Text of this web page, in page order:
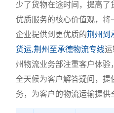
少了货物在途时间，提高了
优质服务的核心价值观，将
企业提供到更优质的荆州到
货运,荆州至承德物流专线运
州物流业务部注重客户体验
全天候为客户解答疑问，提
务，为客户的物流运输提供